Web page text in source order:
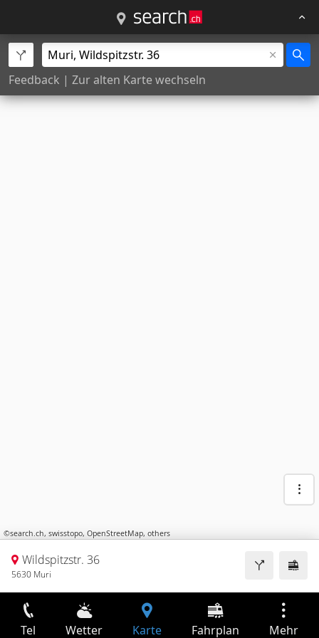
Feedback | Zur alten Karte wechseln
©search.ch, swisstopo, OpenStreetMap, others
Wildspitzstr. 36
5630 Muri
Tel Wetter Karte Fahrplan Mehr